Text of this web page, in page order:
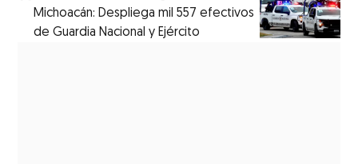
Michoacán: Despliega mil 557 efectivos
de Guardia Nacional y Ejército